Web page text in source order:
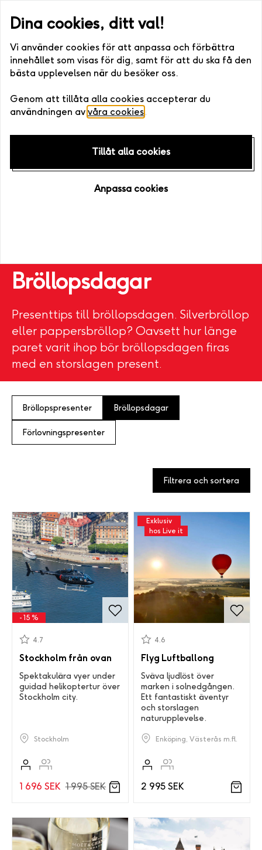
Dina cookies, ditt val!
Vi använder cookies för att anpassa och förbättra
innehållet som visas för dig, samt för att du ska få den
bästa upplevelsen när du besöker oss.
Genom att tillåta alla cookies accepterar du
användningen av våra cookies.
Tillåt alla cookies
Anpassa cookies
Bröllopsdagar
Presenttips till bröllopsdagen. Silverbröllop
eller pappersbröllop? Oavsett hur länge
paret varit ihop bör bröllopsdagen firas
med en storslagen present.
Bröllopspresenter Bröllopsdagar
Förlovningspresenter
Filtrera och sortera
- 15 %
Stockholm från ovan
4.7
Spektakulära vyer under
guidad helikoptertur över
Stockholm city.
Stockholm
1 696 SEK 1 995 SEK
Exklusiv
hos Live it
Flyg Luftballong
4.6
Sväva ljudlöst över
marken i solnedgången.
Ett fantastiskt äventyr
och storslagen
naturupplevelse.
Enköping, Västerås m.fl.
2 995 SEK